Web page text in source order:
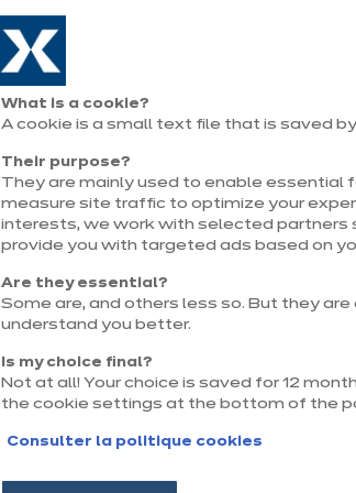
What is a cookie?
A cookie is a small text file that is saved
Their purpose?
They are mainly used to enable essential
measure site traffic to optimize your
interests, we work with selected partners
provide you with targeted ads based on
Are they essential?
Some are, and others less so. But they
understand you better.
Is my choice final?
Not at all! Your choice is saved for 12
the cookie settings at the bottom of the
Consulter la politique cookies